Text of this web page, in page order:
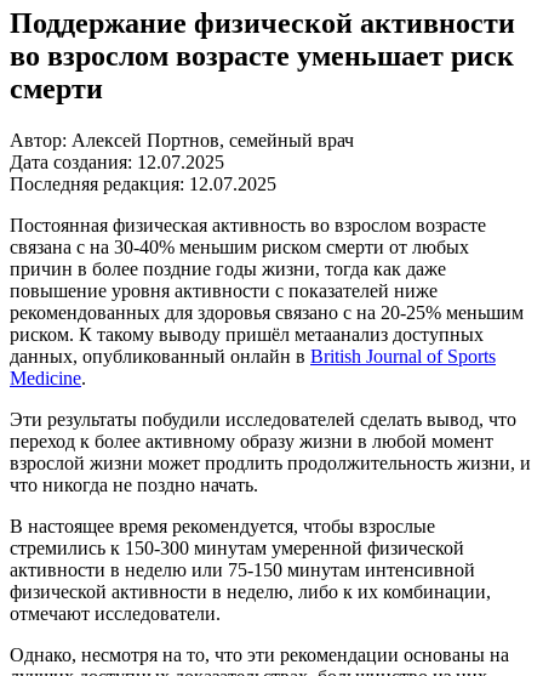
Поддержание физической активности
во взрослом возрасте уменьшает риск
смерти
Автор: Алексей Портнов, семейный врач
Дата создания: 12.07.2025
Последняя редакция: 12.07.2025
Постоянная физическая активность во взрослом возрасте
связана с на 30-40% меньшим риском смерти от любых
причин в более поздние годы жизни, тогда как даже
повышение уровня активности с показателей ниже
рекомендованных для здоровья связано с на 20-25% меньшим
риском. К такому выводу пришёл метаанализ доступных
данных, опубликованный онлайн в British Journal of Sports
Medicine.
Эти результаты побудили исследователей сделать вывод, что
переход к более активному образу жизни в любой момент
взрослой жизни может продлить продолжительность жизни, и
что никогда не поздно начать.
В настоящее время рекомендуется, чтобы взрослые
стремились к 150-300 минутам умеренной физической
активности в неделю или 75-150 минутам интенсивной
физической активности в неделю, либо к их комбинации,
отмечают исследователи.
Однако, несмотря на то, что эти рекомендации основаны на